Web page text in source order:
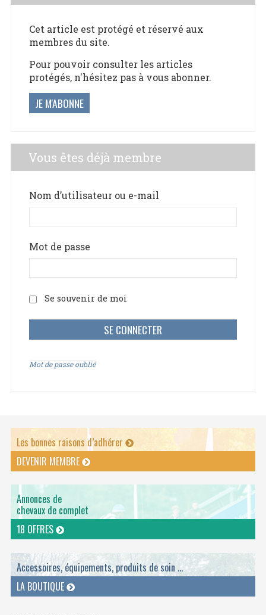
Cet article est protégé et réservé aux
membres du site.
Pour pouvoir consulter les articles
protégés, n'hésitez pas à vous abonner.
JE M'ABONNE
Vous êtes déjà membre
Nom d’utilisateur ou e-mail
Mot de passe
Se souvenir de moi
Mot de passe oublié
Les bonnes raisons d’adhérer
DEVENIR MEMBRE
Annonces de
chevaux de complet
18 OFFRES
Accessoires, équipements, produits de soin ...
LA BOUTIQUE